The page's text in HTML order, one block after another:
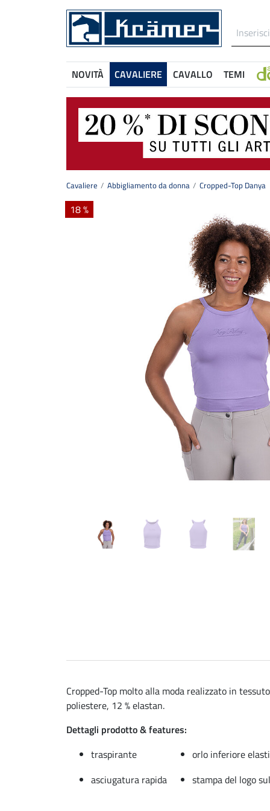
NOVITÀ CAVALIERE CAVALLO TEMI
Cavaliere Abbigliamento da donna Cropped-Top Danya
18 %
Cropped-Top molto alla moda realizzato in
poliestere, 12 % elastan.
Dettagli prodotto & features:
traspirante
orlo inferiore
asciugatura rapida
stampa del logo